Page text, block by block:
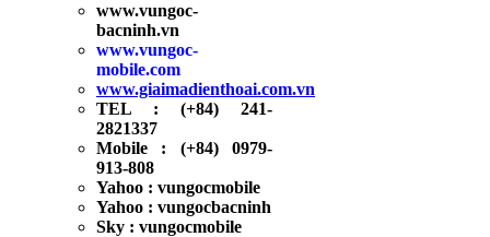
www.vungoc-
bacninh.vn
www.vungoc-
mobile.com
www.giaimadienthoai.com.vn
TEL : (+84) 241-
2821337
Mobile : (+84) 0979-
913-808
Yahoo : vungocmobile
Yahoo : vungocbacninh
Sky : vungocmobile